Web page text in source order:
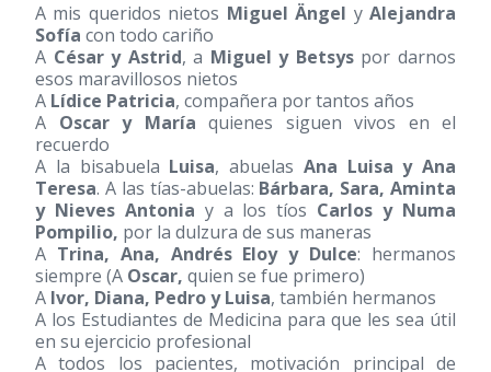
A mis queridos nietos Miguel Ängel yAlejandra
Sofía con todo cariño
A César y Astrid, a Miguel y Betsys por darnos
esos maravillosos nietos
A Lídice Patricia, compañera por tantos años
A Oscar y María quienes siguen vivos en el
recuerdo
A la bisabuela Luisa, abuelas Ana Luisa y Ana
Teresa. A las tías-abuelas: Bárbara, Sara, Aminta
y Nieves Antonia y a los tíos Carlos y Numa
Pompilio, por la dulzura de sus maneras
A Trina, Ana, Andrés Eloy y Dulce: hermanos
siempre (A Oscar, quien se fue primero)
A Ivor, Diana, Pedro y Luisa, también hermanos
A los Estudiantes de Medicina para que les sea útil
en su ejercicio profesional
A todos los pacientes, motivación principal de